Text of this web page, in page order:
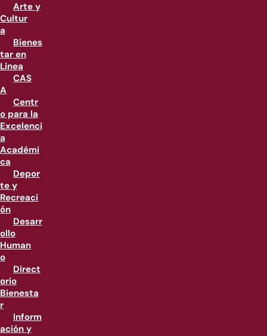
Arte y
Cultur
a
Bienes
tar en
Linea
CAS
A
Centr
o para la
Excelenci
a
Académi
ca
Depor
te y
Recreaci
ón
Desarr
ollo
Human
o
Direct
orio
Bienesta
r
Inform
ación y